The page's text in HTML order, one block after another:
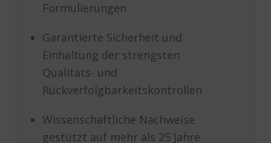
Formulierungen
Garantierte Sicherheit und
Einhaltung der strengsten
Qualitäts- und
Rückverfolgbarkeitskontrollen
Wissenschaftliche Nachweise
gestützt auf mehr als 25 Jahre